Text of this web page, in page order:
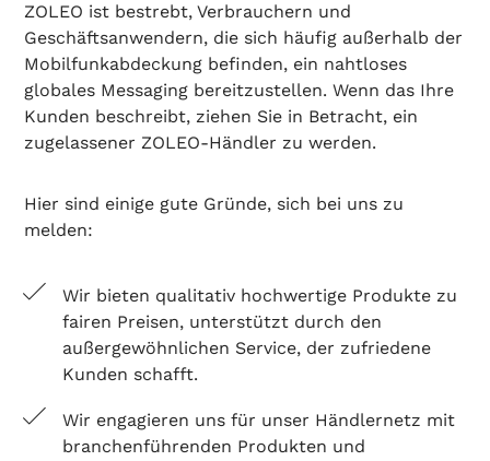
ZOLEO ist bestrebt, Verbrauchern und
Geschäftsanwendern, die sich häufig außerhalb der
Mobilfunkabdeckung befinden, ein nahtloses
globales Messaging bereitzustellen. Wenn das Ihre
Kunden beschreibt, ziehen Sie in Betracht, ein
zugelassener ZOLEO-Händler zu werden.
Hier sind einige gute Gründe, sich bei uns zu
melden:
Wir bieten qualitativ hochwertige Produkte zu
fairen Preisen, unterstützt durch den
außergewöhnlichen Service, der zufriedene
Kunden schafft.
Wir engagieren uns für unser Händlernetz mit
branchenführenden Produkten und